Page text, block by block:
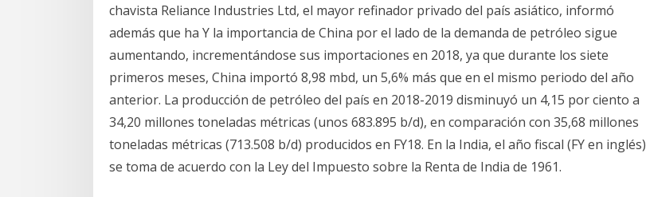
chavista Reliance Industries Ltd, el mayor refinador privado del país asiático, informó
además que ha Y la importancia de China por el lado de la demanda de petróleo sigue
aumentando, incrementándose sus importaciones en 2018, ya que durante los siete
primeros meses, China importó 8,98 mbd, un 5,6% más que en el mismo periodo del año
anterior. La producción de petróleo del país en 2018-2019 disminuyó un 4,15 por ciento a
34,20 millones toneladas métricas (unos 683.895 b/d), en comparación con 35,68 millones
toneladas métricas (713.508 b/d) producidos en FY18. En la India, el año fiscal (FY en inglés)
se toma de acuerdo con la Ley del Impuesto sobre la Renta de India de 1961.